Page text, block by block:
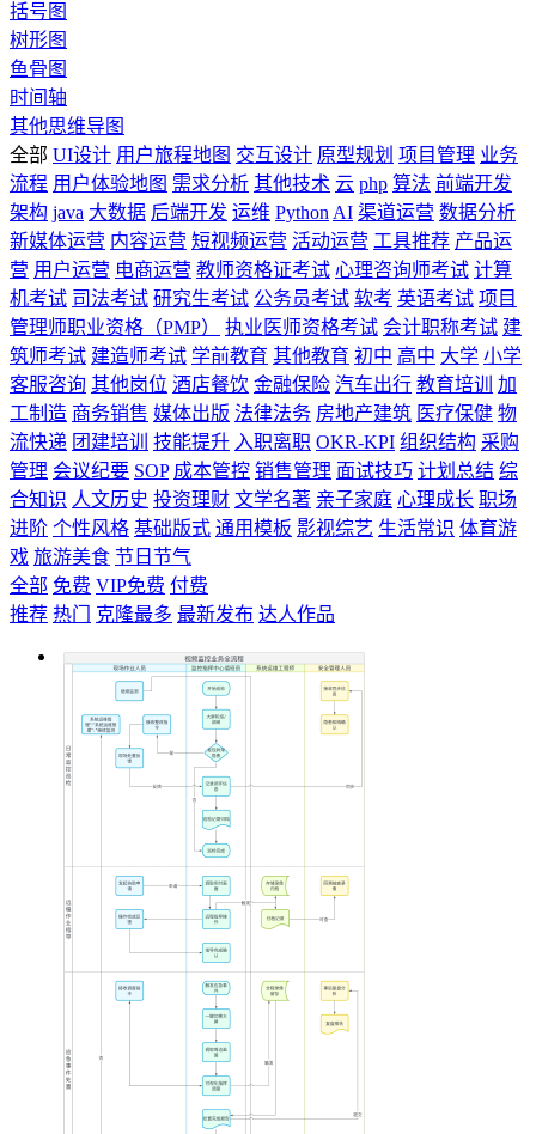
括号图
树形图
鱼骨图
时间轴
其他思维导图
全部 UI设计 用户旅程地图 交互设计 原型规划 项目管理 业务
流程 用户体验地图 需求分析 其他技术 云 php 算法 前端开发
架构 java 大数据 后端开发 运维 Python AI 渠道运营 数据分析
新媒体运营 内容运营 短视频运营 活动运营 工具推荐 产品运
营 用户运营 电商运营 教师资格证考试 心理咨询师考试 计算
机考试 司法考试 研究生考试 公务员考试 软考 英语考试 项目
管理师职业资格（PMP）
执业医师资格考试 会计职称考试 建
筑师考试 建造师考试 学前教育 其他教育 初中 高中 大学 小学
客服咨询 其他岗位 酒店餐饮 金融保险 汽车出行 教育培训
加
工制造 商务销售 媒体出版 法律法务 房地产建筑 医疗保健 物
流快递 团建培训 技能提升 入职离职 OKR-KPI 组织结构 采购
管理 会议纪要 SOP 成本管控 销售管理 面试技巧 计划总结 综
合知识 人文历史 投资理财 文学名著 亲子家庭 心理成长 职场
进阶 个性风格 基础版式 通用模板 影视综艺 生活常识 体育游
戏 旅游美食 节日节气
全部 免费 VIP免费 付费
推荐 热门 克隆最多 最新发布 达人作品